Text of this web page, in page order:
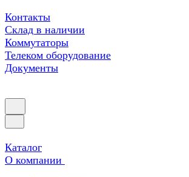
Контакты
Склад в наличии
Коммутаторы
Телеком оборудование
Документы
Каталог
О компании